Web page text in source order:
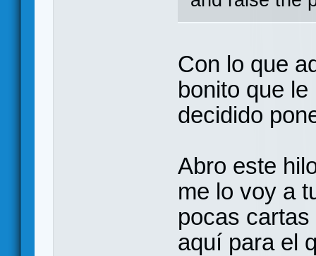
Con lo que
bonito que
decidido
Abro este
me lo voy a
pocas
aquí para el